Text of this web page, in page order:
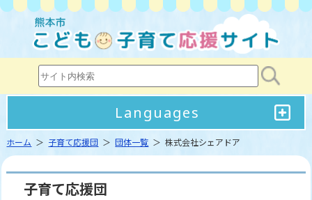
Languages
ホーム ＞ 子育て応援団 ＞団体一覧 ＞ 株式会社シェアドア
子育て応援団